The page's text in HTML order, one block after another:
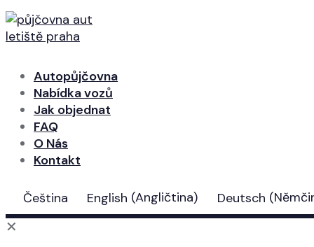
Autopůjčovna
Nabídka vozů
Jak objednat
FAQ
O Nás
Kontakt
Čeština English (Angličtina) Deutsch (
✕